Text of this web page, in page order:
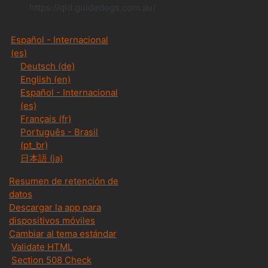
Español - Internacional
‎(es)‎
Deutsch ‎(de)‎
English ‎(en)‎
Español - Internacional
‎(es)‎
Français ‎(fr)‎
Português - Brasil
‎(pt_br)‎
日本語 ‎(ja)‎
Resumen de retención de
datos
Descargar la app para
dispositivos móviles
Cambiar al tema estándar
Validate HTML
Section 508 Check